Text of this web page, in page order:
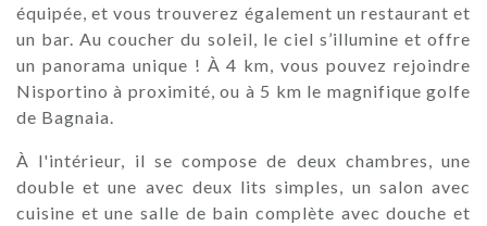
équipée, et vous trouverez également un restaurant et
un bar. Au coucher du soleil, le ciel s’illumine et offre
un panorama unique ! À 4 km, vous pouvez rejoindre
Nisportino à proximité, ou à 5 km le magnifique golfe
de Bagnaia.
À l'intérieur, il se compose de deux chambres, une
double et une avec deux lits simples, un salon avec
cuisine et une salle de bain complète avec douche et